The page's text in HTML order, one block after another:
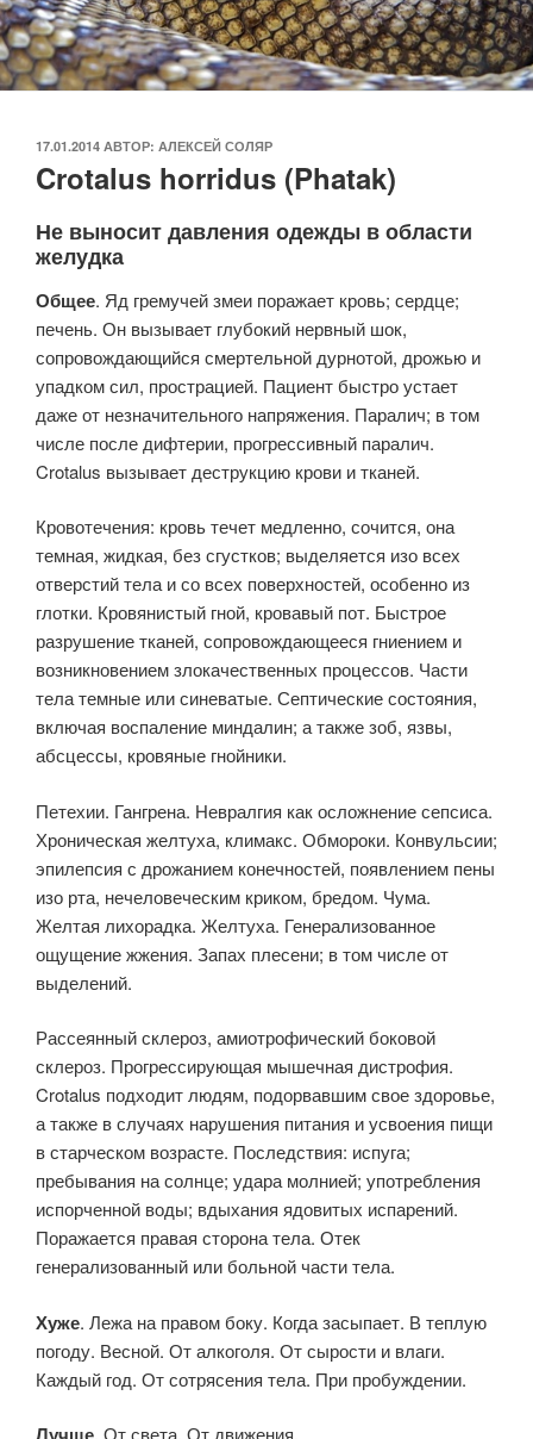
ОПУБЛИКОВАНО
17.01.2014 АВТОР: АЛЕКСЕЙ СОЛЯР
Crotalus horridus (Phatak)
Не выносит давления одежды в области
желудка
Общее. Яд гремучей змеи поражает кровь; сердце;
печень. Он вызывает глубокий нервный шок,
сопровождающийся смертельной дурнотой, дрожью и
упадком сил, прострацией. Пациент быстро устает
даже от незначительного напряжения. Паралич; в том
числе после дифтерии, прогрессивный паралич.
Crotalus вызывает деструкцию крови и тканей.
Кровотечения: кровь течет медленно, сочится, она
темная, жидкая, без сгустков; выделяется изо всех
отверстий тела и со всех поверхностей, особенно из
глотки. Кровянистый гной, кровавый пот. Быстрое
разрушение тканей, сопровождающееся гниением и
возникновением злокачественных процессов. Части
тела темные или синеватые. Септические состояния,
включая воспаление миндалин; а также зоб, язвы,
абсцессы, кровяные гнойники.
Петехии. Гангрена. Невралгия как осложнение сепсиса.
Хроническая желтуха, климакс. Обмороки. Конвульсии;
эпилепсия с дрожанием конечностей, появлением пены
изо рта, нечеловеческим криком, бредом. Чума.
Желтая лихорадка. Желтуха. Генерализованное
ощущение жжения. Запах плесени; в том числе от
выделений.
Рассеянный склероз, амиотрофический боковой
склероз. Прогрессирующая мышечная дистрофия.
Crotalus подходит людям, подорвавшим свое здоровье,
а также в случаях нарушения питания и усвоения пищи
в старческом возрасте. Последствия: испуга;
пребывания на солнце; удара молнией; употребления
испорченной воды; вдыхания ядовитых испарений.
Поражается правая сторона тела. Отек
генерализованный или больной части тела.
Хуже. Лежа на правом боку. Когда засыпает. В теплую
погоду. Весной. От алкоголя. От сырости и влаги.
Каждый год. От сотрясения тела. При пробуждении.
. От света. От движения.